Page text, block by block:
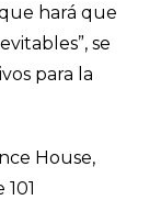
hará que
se
para la
House,